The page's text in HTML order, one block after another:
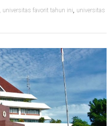
universitas favorit tahun ini, universitas